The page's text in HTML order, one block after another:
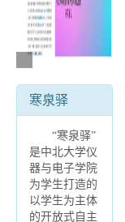
寒泉驿
“寒泉驿”
是中北大学仪
器与电子学院
为学生打造的
以学生为主体
的开放式自主